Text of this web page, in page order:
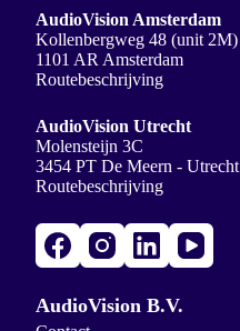
AudioVision Amsterdam
Kollenbergweg 48 (unit 2M)
1101 AR Amsterdam
Routebeschrijving
AudioVision Utrecht
Molensteijn 3C
3454 PT De Meern - Utrecht
Routebeschrijving
AudioVision B.V.